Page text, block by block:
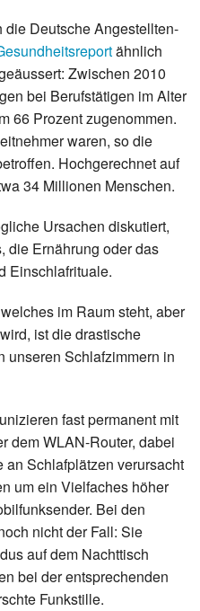
Deutsche Angestellten-
ähnlich
Zwischen 2010
bei Berufstätigen im Alter
66 Prozent zugenommen.
waren, so die
Hochgerechnet auf
34 Millionen Menschen.
Ursachen diskutiert,
die Ernährung oder das
Einschlafrituale.
im Raum steht, aber
ist die drastische
unseren Schlafzimmern in
fast permanent mit
dem WLAN-Router, dabei
an Schlafplätzen verursacht
um ein Vielfaches höher
Bei den
nicht der Fall: Sie
auf dem Nachttisch
bei der entsprechenden
Funkstille.